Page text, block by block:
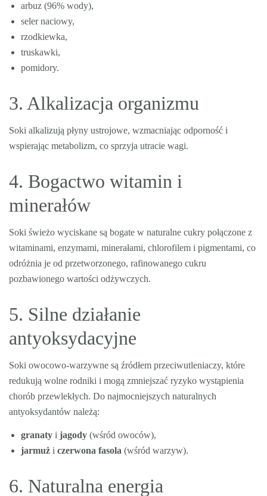
arbuz (96% wody),
seler naciowy,
rzodkiewka,
truskawki,
pomidory.
3. Alkalizacja organizmu
Soki alkalizują płyny ustrojowe, wzmacniając odporność i
wspierając metabolizm, co sprzyja utracie wagi.
4. Bogactwo witamin i
minerałów
Soki świeżo wyciskane są bogate w naturalne cukry połączone z
witaminami, enzymami, minerałami, chlorofilem i pigmentami, co
odróżnia je od przetworzonego, rafinowanego cukru
pozbawionego wartości odżywczych.
5. Silne działanie
antyoksydacyjne
Soki owocowo-warzywne są źródłem przeciwutleniaczy, które
redukują wolne rodniki i mogą zmniejszać ryzyko wystąpienia
chorób przewlekłych. Do najmocniejszych naturalnych
antyoksydantów należą:
granaty i jagody (wśród owoców),
jarmuż i czerwona fasola (wśród warzyw).
6. Naturalna energia